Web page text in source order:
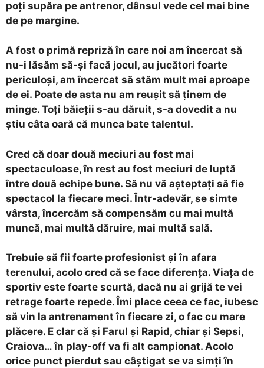
poți supăra pe antrenor, dânsul vede cel mai bine
de pe margine.
A fost o primă repriză în care noi am încercat să
nu-i lăsăm să-și facă jocul, au jucători foarte
periculoși, am încercat să stăm mult mai aproape
de ei. Poate de asta nu am reușit să ținem de
minge. Toți băieții s-au dăruit, s-a dovedit a nu
știu câta oară că munca bate talentul.
Cred că doar două meciuri au fost mai
spectaculoase, în rest au fost meciuri de luptă
între două echipe bune. Să nu vă așteptați să fie
spectacol la fiecare meci. Într-adevăr, se simte
vârsta, încercăm să compensăm cu mai multă
muncă, mai multă dăruire, mai multă sală.
Trebuie să fii foarte profesionist și în afara
terenului, acolo cred că se face diferența. Viața de
sportiv este foarte scurtă, dacă nu ai grijă te vei
retrage foarte repede. Îmi place ceea ce fac, iubesc
să vin la antrenament în fiecare zi, o fac cu mare
plăcere. E clar că și Farul și Rapid, chiar și Sepsi,
Craiova… în play-off va fi alt campionat. Acolo
orice punct pierdut sau câștigat se va simți în